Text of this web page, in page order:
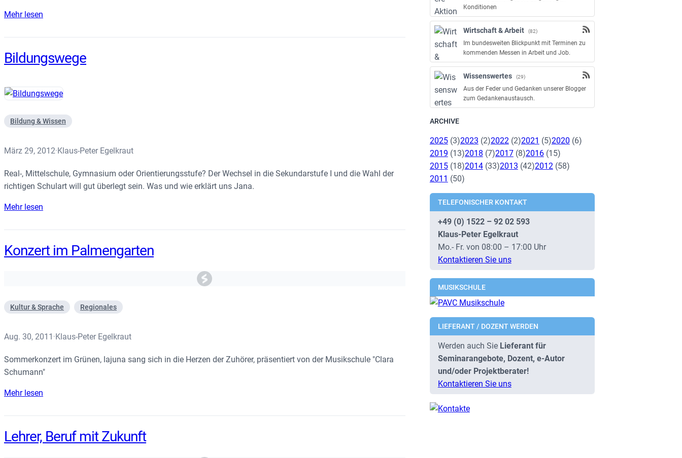
Mehr lesen
Bildungswege
Bildung & Wissen
März 29, 2012·Klaus-Peter Egelkraut
Real-, Mittelschule, Gymnasium oder Orientierungsstufe? Der Wechsel in die Sekundarstufe I und die Wahl der
richtigen Schulart will gut überlegt sein. Was und wie erklärt uns Jana.
Mehr lesen
Konzert im Palmengarten
Kultur & Sprache Regionales
Aug. 30, 2011 ·Klaus-Peter Egelkraut
Sommerkonzert im Grünen, lajuna sang sich in die Herzen der Zuhörer, präsentiert von der Musikschule "Clara
Schumann"
Mehr lesen
Lehrer, Beruf mit Zukunft
Konditionen
Wirtschaft & Arbeit (82)
Im bundesweiten Blickpunkt mit Terminen zu
kommenden Messen in Arbeit und Job.
Wissenswertes (29)
Aus der Feder und Gedanken unserer Blogger
zum Gedankenaustausch.
ARCHIVE
2025(3)2023 (2)2022(2)2021 (5)2020 (6)
2019 (13)2018 (7)2017(8)2016(15)
2015(18)2014(33)2013 (42)2012(58)
2011 (50)
TELEFONISCHER KONTAKT
+49 (0) 1522 – 92 02 593
Klaus-Peter Egelkraut
Mo.- Fr. von 08:00 – 17:00 Uhr
Kontaktieren Sie uns
MUSIKSCHULE
LIEFERANT / DOZENT WERDEN
Werden auch Sie Lieferant für
Seminarangebote, Dozent, e-Autor
und/oder Projektberater!
Kontaktieren Sie uns